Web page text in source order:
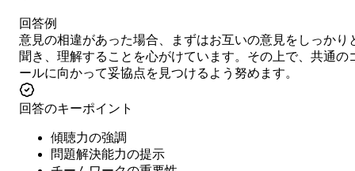
回答例
意見の相違があった場合、まずはお互いの意見をしっかり
聞き、理解することを心がけています。その上で、共通の
ールに向かって妥協点を見つけるよう努めます。
回答のキーポイント
傾聴力の強調
問題解決能力の提示